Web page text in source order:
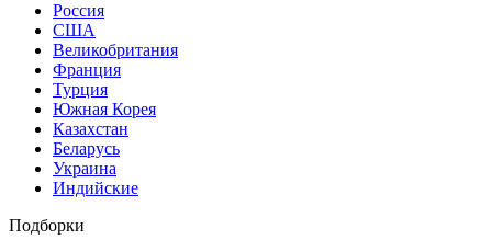
Россия
США
Великобритания
Франция
Турция
Южная Корея
Казахстан
Беларусь
Украина
Индийские
Подборки